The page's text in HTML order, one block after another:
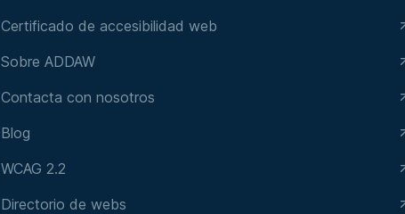
Certificado de accesibilidad web
Sobre ADDAW
Contacta con nosotros
Blog
WCAG 2.2
Directorio de webs